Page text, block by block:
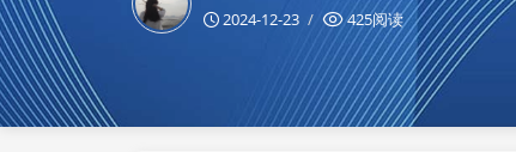
2024-12-23
425阅读